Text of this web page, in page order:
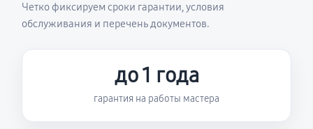
Четко фиксируем сроки гарантии, условия
обслуживания и перечень документов.
до 1 года
гарантия на работы мастера